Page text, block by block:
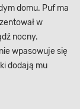
domu. Puf ma
w
nocny.
wpasowuje się
dodają mu